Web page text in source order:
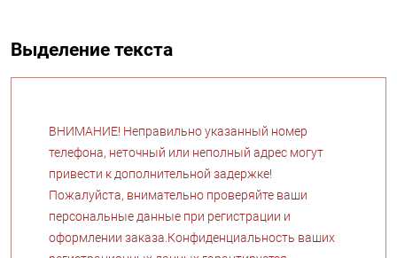
Выделение текста
ВНИМАНИЕ! Неправильно указанный номер
телефона, неточный или неполный адрес могут
привести к дополнительной задержке!
Пожалуйста, внимательно проверяйте ваши
персональные данные при регистрации и
оформлении заказа.Конфиденциальность ваших